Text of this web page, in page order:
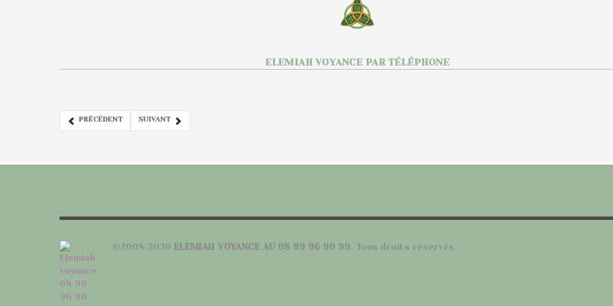
ELEMIAH VOYANCE PAR TÉLÉPHONE
PRÉCÉDENT SUIVANT
©2008/2030 ELEMIAH VOYANCE AU 08 99 96 90 99. Tous droits réservés.